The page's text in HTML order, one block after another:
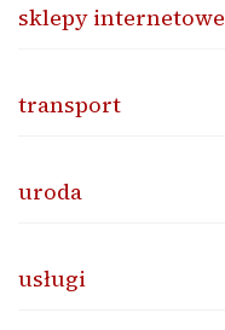
sklepy internetowe
transport
uroda
usługi